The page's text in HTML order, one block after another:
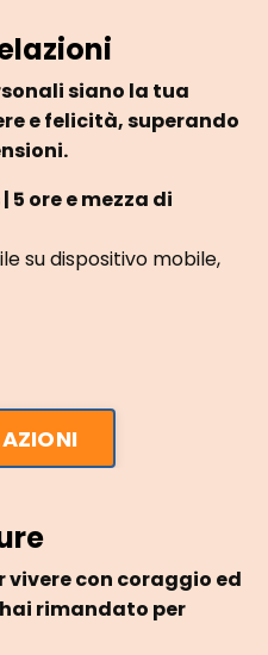
siano la tua
e felicità, superando
5 ore e mezza di
su dispositivo mobile,
vivere con coraggio ed
rimandato per